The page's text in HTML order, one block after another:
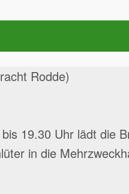
Rodde)
19.30 Uhr lädt die
in die